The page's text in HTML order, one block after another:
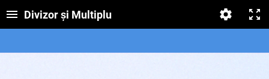
Divizor și Multiplu